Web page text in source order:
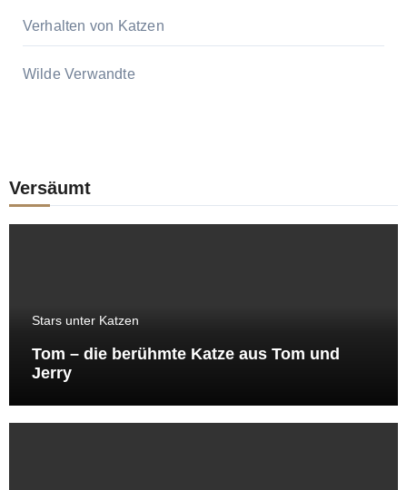
Verhalten von Katzen
Wilde Verwandte
Versäumt
Stars unter Katzen
Tom – die berühmte Katze aus Tom und
Jerry